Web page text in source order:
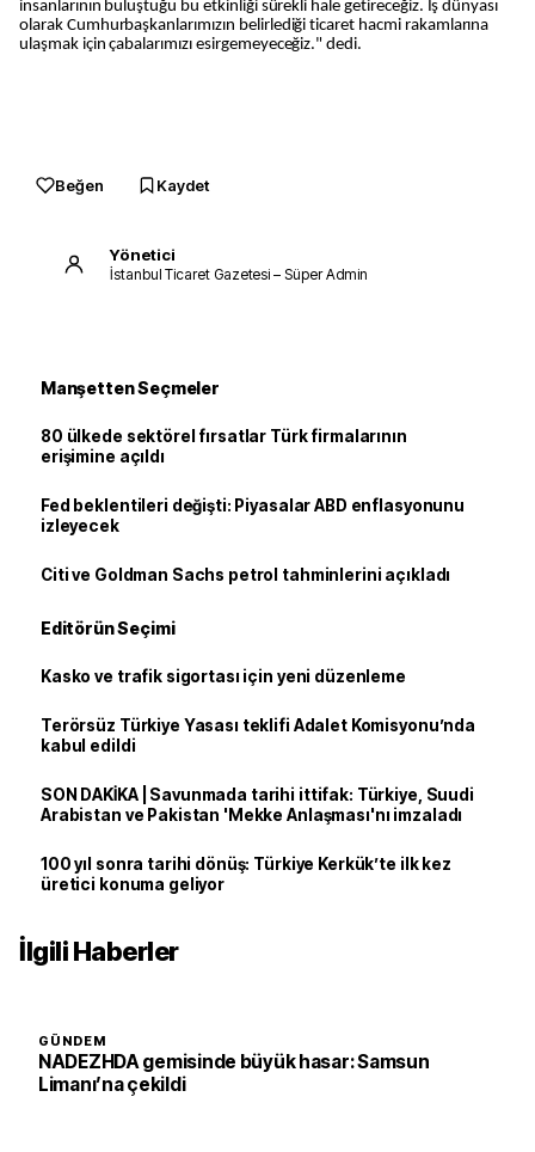
insanlarının buluştuğu bu etkinliği sürekli hale getireceğiz. İş dünyası
olarak Cumhurbaşkanlarımızın belirlediği ticaret hacmi rakamlarına
ulaşmak için çabalarımızı esirgemeyeceğiz." dedi.
Beğen Kaydet
Yönetici
İstanbul Ticaret Gazetesi – Süper Admin
Manşetten Seçmeler
80 ülkede sektörel fırsatlar Türk firmalarının
erişimine açıldı
Fed beklentileri değişti: Piyasalar ABD enflasyonunu
izleyecek
Citi ve Goldman Sachs petrol tahminlerini açıkladı
Editörün Seçimi
Kasko ve trafik sigortası için yeni düzenleme
Terörsüz Türkiye Yasası teklifi Adalet Komisyonu’nda
kabul edildi
SON DAKİKA | Savunmada tarihi ittifak: Türkiye, Suudi
Arabistan ve Pakistan 'Mekke Anlaşması'nı imzaladı
100 yıl sonra tarihi dönüş: Türkiye Kerkük’te ilk kez
üretici konuma geliyor
İlgili Haberler
GÜNDEM
NADEZHDA gemisinde büyük hasar: Samsun
Limanı’na çekildi